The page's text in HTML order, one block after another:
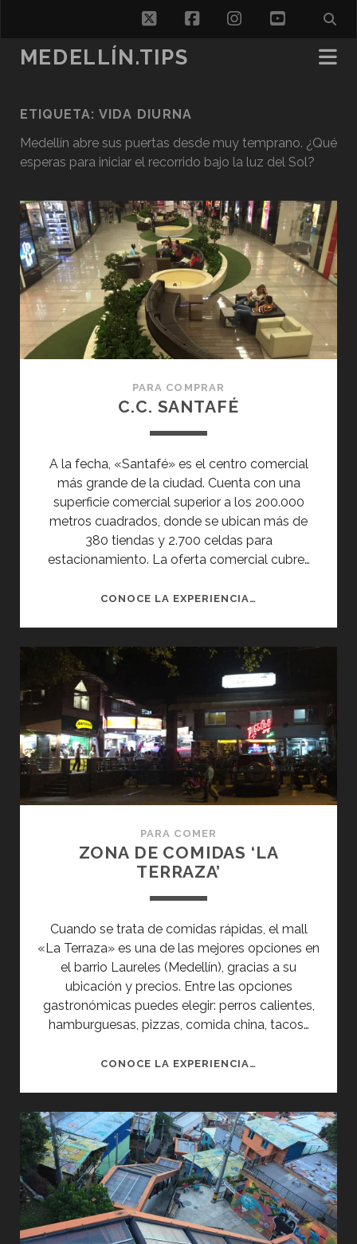
twitterfacebookinstagramyoutube
MEDELLÍN.TIPS
ETIQUETA: VIDA DIURNA
Medellín abre sus puertas desde muy temprano. ¿Qué
esperas para iniciar el recorrido bajo la luz del Sol?
PARA COMPRAR
C.C. SANTAFÉ
A la fecha, «Santafé» es el centro comercial
más grande de la ciudad. Cuenta con una
superficie comercial superior a los 200.000
metros cuadrados, donde se ubican más de
380 tiendas y 2.700 celdas para
estacionamiento. La oferta comercial cubre…
CONOCE LA EXPERIENCIA…
PARA COMER
ZONA DE COMIDAS ‘LA
TERRAZA’
Cuando se trata de comidas rápidas, el mall
«La Terraza» es una de las mejores opciones en
el barrio Laureles (Medellín), gracias a su
ubicación y precios. Entre las opciones
gastronómicas puedes elegir: perros calientes,
hamburguesas, pizzas, comida china, tacos…
CONOCE LA EXPERIENCIA…
‘LA
TERRAZA’